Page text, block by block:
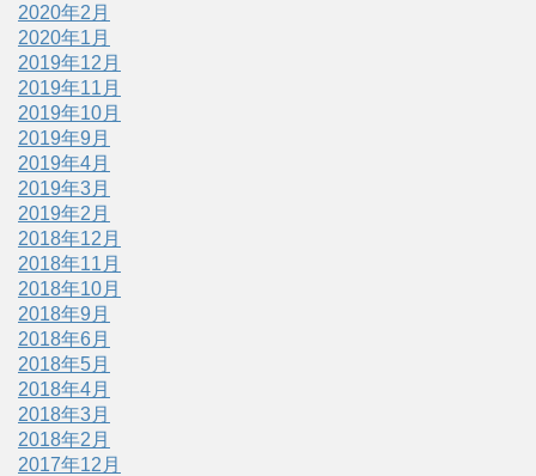
2020年2月
2020年1月
2019年12月
2019年11月
2019年10月
2019年9月
2019年4月
2019年3月
2019年2月
2018年12月
2018年11月
2018年10月
2018年9月
2018年6月
2018年5月
2018年4月
2018年3月
2018年2月
2017年12月